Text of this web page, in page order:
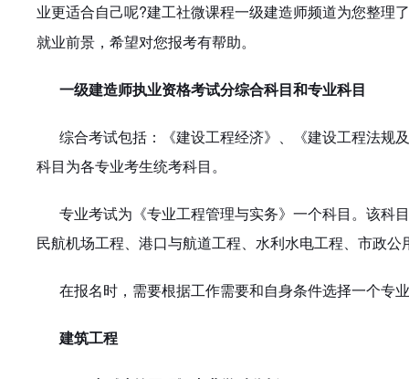
业更适合自己呢?建工社微课程一级建造师频道为您整理
就业前景，希望对您报考有帮助。
一级建造师执业资格考试分综合科目和专业科目
综合考试包括：《建设工程经济》、《建设工程法规
科目为各专业考生统考科目。
专业考试为《专业工程管理与实务》一个科目。该科
民航机场工程、港口与航道工程、水利水电工程、市政
在报名时，需要根据工作需要和自身条件选择一个专
建筑工程